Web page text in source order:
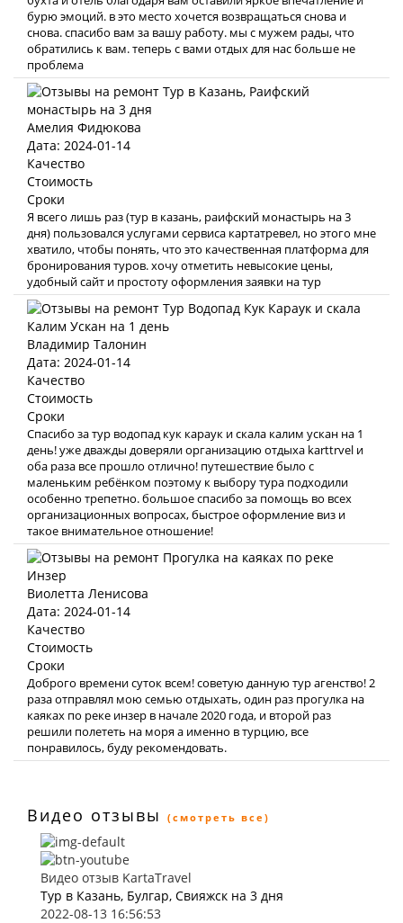
бурю эмоций. в это место хочется возвращаться снова и
снова. спасибо вам за вашу работу. мы с мужем рады, что
обратились к вам. теперь с вами отдых для нас больше не
проблема
Амелия Фидюкова
Дата: 2024-01-14
Качество
Стоимость
Сроки
Я всего лишь раз (тур в казань, раифский монастырь на 3
дня) пользовался услугами сервиса картатревел, но этого мне
хватило, чтобы понять, что это качественная платформа для
бронирования туров. хочу отметить невысокие цены,
удобный сайт и простоту оформления заявки на тур
Владимир Талонин
Дата: 2024-01-14
Качество
Стоимость
Сроки
Спасибо за тур водопад кук караук и скала калим ускан на 1
день! уже дважды доверяли организацию отдыха karttrvel и
оба раза все прошло отлично! путешествие было с
маленьким ребёнком поэтому к выбору тура подходили
особенно трепетно. большое спасибо за помощь во всех
организационных вопросах, быстрое оформление виз и
такое внимательное отношение!
Виолетта Ленисова
Дата: 2024-01-14
Качество
Стоимость
Сроки
Доброго времени суток всем! советую данную тур агенство! 2
раза отправлял мою семью отдыхать, один раз прогулка на
каяках по реке инзер в начале 2020 года, и второй раз
решили полететь на моря а именно в турцию, все
понравилось, буду рекомендовать.
Видео отзывы (смотреть все)
Видео отзыв KartaTravel
Тур в Казань, Булгар, Свияжск на 3 дня
2022-08-13 16:56:53